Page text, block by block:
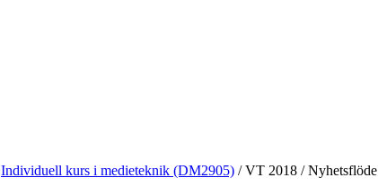
Individuell kurs i medieteknik (DM2905) /VT 2018 /Nyhetsflöde